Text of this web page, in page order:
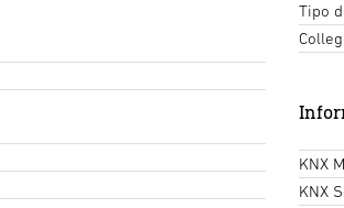
Tipo
KNX
KNX